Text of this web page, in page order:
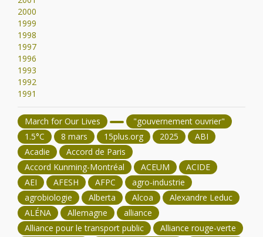
2000
1999
1998
1997
1996
1993
1992
1991
March for Our Lives
"gouvernement ouvrier"
1.5°C
8 mars 15plus.org 2025
ABI
Acadie
Accord de Paris
Accord Kunming-Montréal
ACEUM
ACIDE
AEI
AFESH AFPC
agro-industrie
agrobiologie
Alberta Alcoa
Alexandre Leduc
ALÉNA
Allemagne
alliance
Alliance pour le transport public
Alliance rouge-verte